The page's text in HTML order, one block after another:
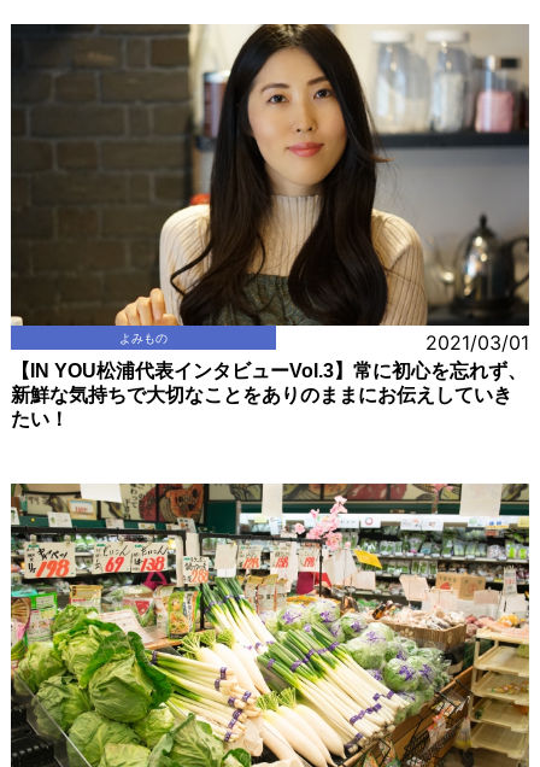
よみもの 2021/03/01
【IN YOU松浦代表インタビューVol.3】常に初心を忘れず、
新鮮な気持ちで大切なことをありのままにお伝えしていき
たい！